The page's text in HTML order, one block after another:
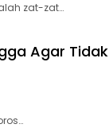
zat-zat…
Agar Tidak